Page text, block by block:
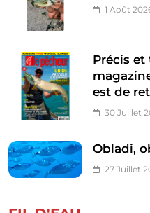
1 Août
Précis
est de
30 Juillet
Obladi,
27 Juillet